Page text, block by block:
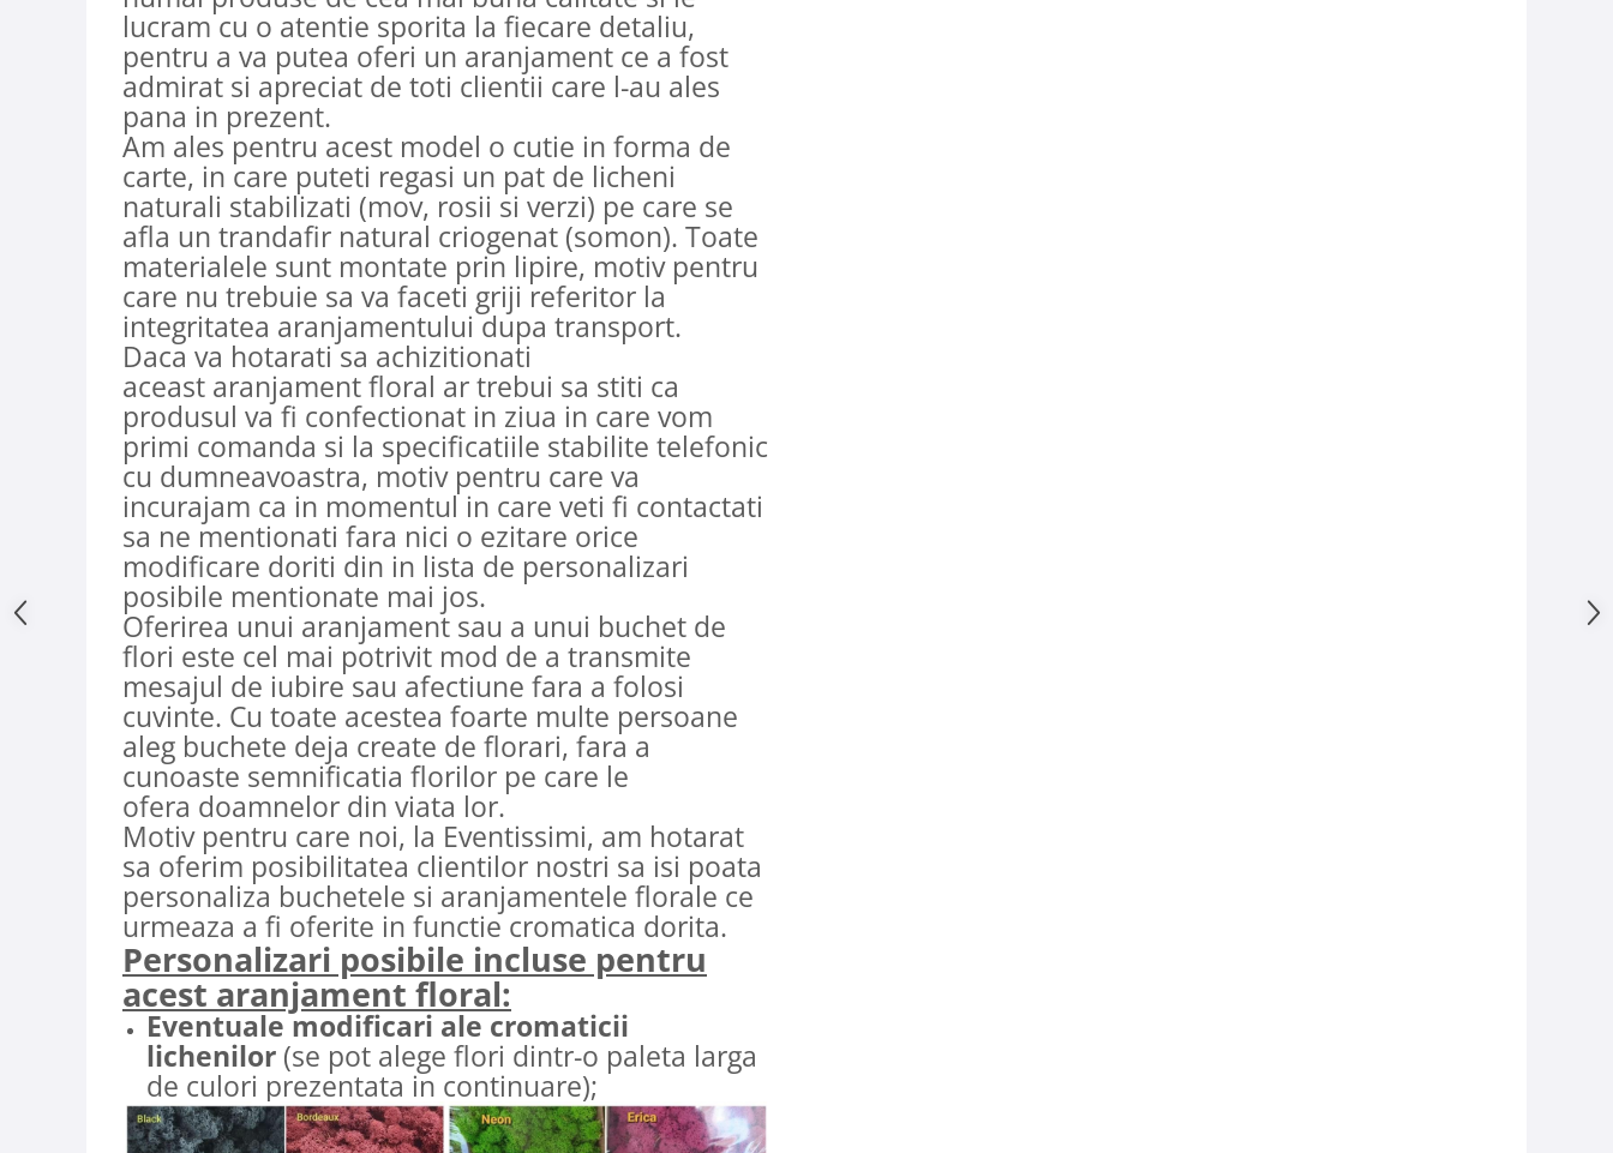
lucram cu o atentie sporita la fiecare detaliu,
pentru a va putea oferi un aranjament ce a fost
admirat si apreciat de toti clientii care l-au ales
pana in prezent.
Am ales pentru acest model o cutie in forma de
carte, in care puteti regasi un pat de licheni
naturali stabilizati (mov, rosii si verzi) pe care se
afla un trandafir natural criogenat (somon). Toate
materialele sunt montate prin lipire, motiv pentru
care nu trebuie sa va faceti griji referitor la
integritatea aranjamentului dupa transport.
Daca va hotarati sa achizitionati
aceast aranjament floral ar trebui sa stiti ca
produsul va fi confectionat in ziua in care vom
primi comanda si la specificatiile stabilite telefonic
cu dumneavoastra, motiv pentru care va
incurajam ca in momentul in care veti fi contactati
sa ne mentionati fara nici o ezitare orice
modificare doriti din in lista de personalizari
posibile mentionate mai jos.
Oferirea unui aranjament sau a unui buchet de
flori este cel mai potrivit mod de a transmite
mesajul de iubire sau afectiune fara a folosi
cuvinte. Cu toate acestea foarte multe persoane
aleg buchete deja create de florari, fara a
cunoaste semnificatia florilor pe care le
ofera doamnelor din viata lor.
Motiv pentru care noi, la Eventissimi, am hotarat
sa oferim posibilitatea clientilor nostri sa isi poata
personaliza buchetele si aranjamentele florale ce
urmeaza a fi oferite in functie cromatica dorita.
Personalizari posibile incluse pentru
acest aranjament floral:
Eventuale modificari ale cromaticii
lichenilor (se pot alege flori dintr-o paleta larga
de culori prezentata in continuare);